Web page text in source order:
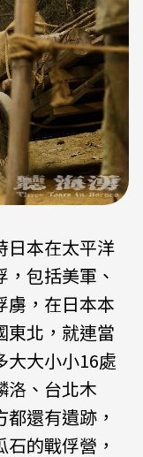
日本在太平洋
包括美軍、
虜，在日本本
東北，就連當
大大小小16處
洛、台北木
還有遺跡，
的戰俘營，